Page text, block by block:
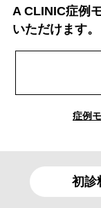
A CLINIC症例
いただけます。
症例
初診